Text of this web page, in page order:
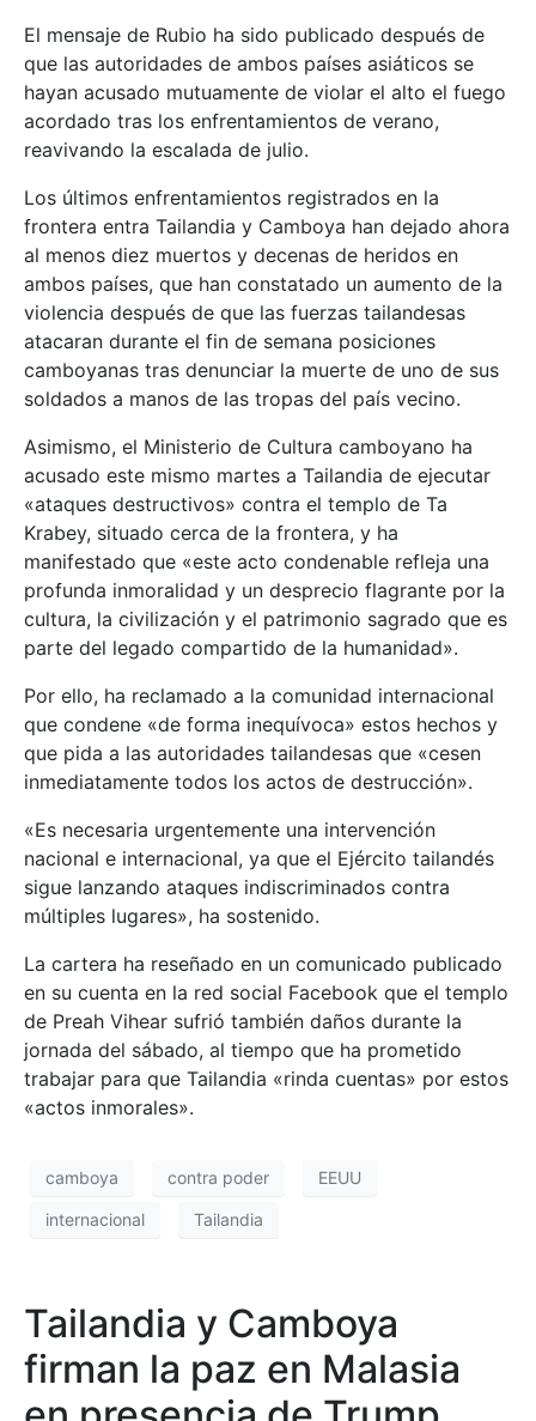
El mensaje de Rubio ha sido publicado después de
que las autoridades de ambos países asiáticos se
hayan acusado mutuamente de violar el alto el fuego
acordado tras los enfrentamientos de verano,
reavivando la escalada de julio.
Los últimos enfrentamientos registrados en la
frontera entra Tailandia y Camboya han dejado ahora
al menos diez muertos y decenas de heridos en
ambos países, que han constatado un aumento de la
violencia después de que las fuerzas tailandesas
atacaran durante el fin de semana posiciones
camboyanas tras denunciar la muerte de uno de sus
soldados a manos de las tropas del país vecino.
Asimismo, el Ministerio de Cultura camboyano ha
acusado este mismo martes a Tailandia de ejecutar
«ataques destructivos» contra el templo de Ta
Krabey, situado cerca de la frontera, y ha
manifestado que «este acto condenable refleja una
profunda inmoralidad y un desprecio flagrante por la
cultura, la civilización y el patrimonio sagrado que es
parte del legado compartido de la humanidad».
Por ello, ha reclamado a la comunidad internacional
que condene «de forma inequívoca» estos hechos y
que pida a las autoridades tailandesas que «cesen
inmediatamente todos los actos de destrucción».
«Es necesaria urgentemente una intervención
nacional e internacional, ya que el Ejército tailandés
sigue lanzando ataques indiscriminados contra
múltiples lugares», ha sostenido.
La cartera ha reseñado en un comunicado publicado
en su cuenta en la red social Facebook que el templo
de Preah Vihear sufrió también daños durante la
jornada del sábado, al tiempo que ha prometido
trabajar para que Tailandia «rinda cuentas» por estos
«actos inmorales».
camboya contra poder EEUU
internacional Tailandia
Tailandia y Camboya
firman la paz en Malasia